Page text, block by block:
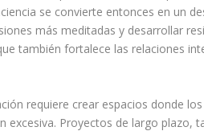
se convierte entonces en un
más meditadas y desarrollar
también fortalece las relaciones
requiere crear espacios donde
excesiva. Proyectos de largo plazo,